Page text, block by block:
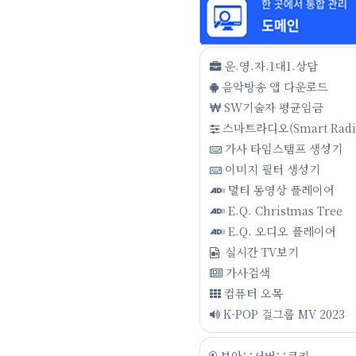
운.영.자.1대1.상담
음악방송 앱 다운로드
SW기술자 평균임금
스마트라디오(Smart
가사 타임스탬프 생성기
이미지 필터 생성기
멀티 동영상 플레이어
E.Q. Christmas Tree
E.Q. 오디오 플레이어
실시간 TV보기
가사검색
컴퓨터 오목
K-POP 걸그룹 MV 2023